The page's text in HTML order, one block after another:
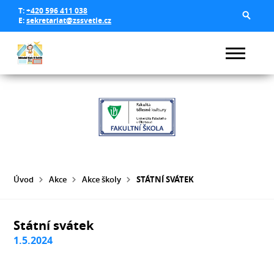
T:+420 596 411 038
E:sekretariat@zssvetle.cz
Úvod Akce Akce školy STÁTNÍ SVÁTEK
Státní svátek
1.5.2024